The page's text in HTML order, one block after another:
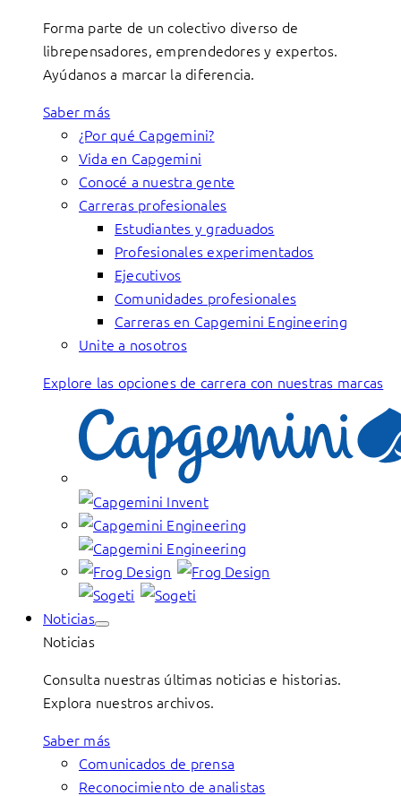
Forma parte de un colectivo diverso de
librepensadores, emprendedores y expertos.
Ayúdanos a marcar la diferencia.
Saber más
¿Por qué Capgemini?
Vida en Capgemini
Conocé a nuestra gente
Carreras profesionales
Estudiantes y graduados
Profesionales experimentados
Ejecutivos
Comunidades profesionales
Carreras en Capgemini Engineering
Unite a nosotros
Explore las opciones de carrera con nuestras marcas
Noticias
Noticias
Consulta nuestras últimas noticias e historias.
Explora nuestros archivos.
Saber más
Comunicados de prensa
Reconocimiento de analistas